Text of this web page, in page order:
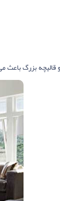
قالیچه بزرگ